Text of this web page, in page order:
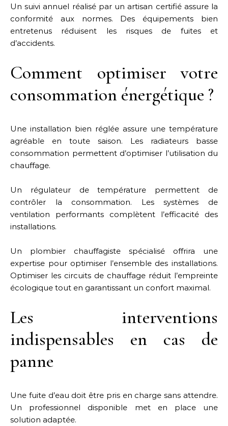
Un suivi annuel réalisé par un artisan certifié assure la
conformité aux normes. Des équipements bien
entretenus réduisent les risques de fuites et
d’accidents.
Comment optimiser votre
consommation énergétique ?
Une installation bien réglée assure une température
agréable en toute saison. Les radiateurs basse
consommation permettent d’optimiser l’utilisation du
chauffage.
Un régulateur de température permettent de
contrôler la consommation. Les systèmes de
ventilation performants complètent l’efficacité des
installations.
Un plombier chauffagiste spécialisé offrira une
expertise pour optimiser l’ensemble des installations.
Optimiser les circuits de chauffage réduit l’empreinte
écologique tout en garantissant un confort maximal.
Les interventions
indispensables en cas de
panne
Une fuite d’eau doit être pris en charge sans attendre.
Un professionnel disponible met en place une
solution adaptée.